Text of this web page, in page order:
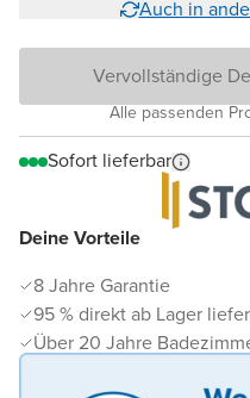
Deine Vorteile
8 Jahre Garantie
95 % direkt ab Lager
Über 20 Jahre
Auch in
Vervollständige
Alle passenden
Sofort lieferbar